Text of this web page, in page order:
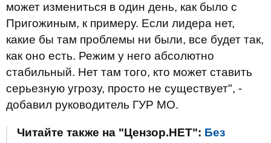
может измениться в один день, как было с
Пригожиным, к примеру. Если лидера нет,
какие бы там проблемы ни были, все будет так,
как оно есть. Режим у него абсолютно
стабильный. Нет там того, кто может ставить
серьезную угрозу, просто не существует", -
добавил руководитель ГУР МО.
Читайте также на "Цензор.НЕТ": Без